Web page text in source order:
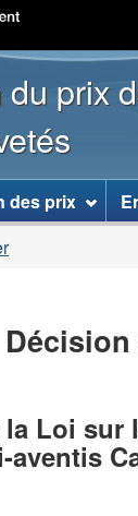
prix
des prix
la Loi
aventis